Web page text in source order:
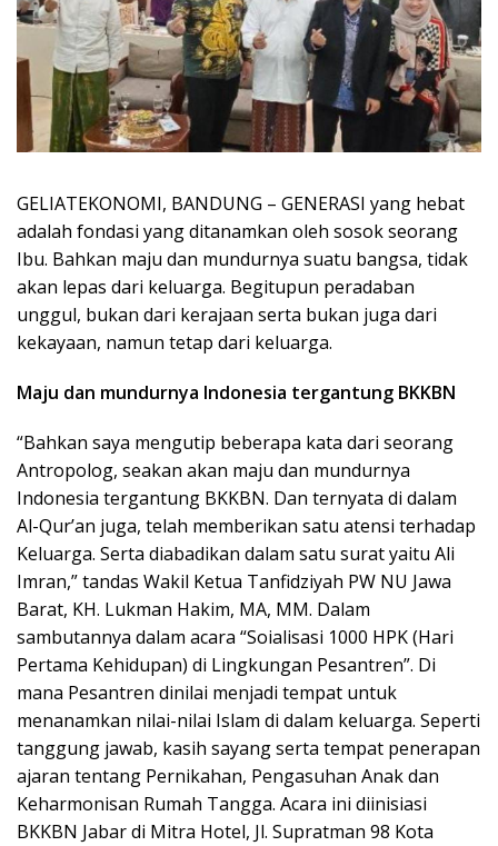
GELIATEKONOMI, BANDUNG – GENERASI yang hebat
adalah fondasi yang ditanamkan oleh sosok seorang
Ibu. Bahkan maju dan mundurnya suatu bangsa, tidak
akan lepas dari keluarga. Begitupun peradaban
unggul, bukan dari kerajaan serta bukan juga dari
kekayaan, namun tetap dari keluarga.
Maju dan mundurnya Indonesia tergantung BKKBN
“Bahkan saya mengutip beberapa kata dari seorang
Antropolog, seakan akan maju dan mundurnya
Indonesia tergantung BKKBN. Dan ternyata di dalam
Al-Qur’an juga, telah memberikan satu atensi terhadap
Keluarga. Serta diabadikan dalam satu surat yaitu Ali
Imran,” tandas Wakil Ketua Tanfidziyah PW NU Jawa
Barat, KH. Lukman Hakim, MA, MM. Dalam
sambutannya dalam acara “Soialisasi 1000 HPK (Hari
Pertama Kehidupan) di Lingkungan Pesantren”. Di
mana Pesantren dinilai menjadi tempat untuk
menanamkan nilai-nilai Islam di dalam keluarga. Seperti
tanggung jawab, kasih sayang serta tempat penerapan
ajaran tentang Pernikahan, Pengasuhan Anak dan
Keharmonisan Rumah Tangga. Acara ini diinisiasi
BKKBN Jabar di Mitra Hotel, Jl. Supratman 98 Kota